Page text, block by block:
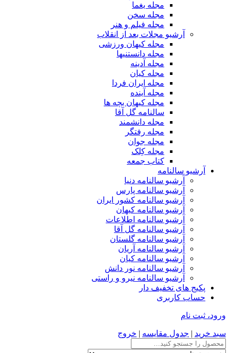
مجله یغما
مجله سخن
مجله فیلم و هنر
آرشیو مجلات بعد از انقلاب
مجله کیهان ورزشی
مجله دانستنیها
مجله آدینه
مجله کیان
مجله ایران فردا
مجله آینده
مجله کیهان بچه ها
سالنامه گل آقا
مجله دانشمند
مجله رفتگر
مجله جوان
مجله کِلک
کتاب جمعه
آرشیو سالنامه
آرشیو سالنامه دنیا
آرشیو سالنامه پارس
آرشیو سالنامه کشور ایران
آرشیو سالنامه کیهان
آرشیو سالنامه اطلاعات
آرشیو سالنامه گل آقا
آرشیو سالنامه گلستان
آرشیو سالنامه آریان
آرشیو سالنامه کیان
آرشیو سالنامه نور دانش
آرشیو سالنامه نیرو و راستی
پکیج های تخفیف دار
حساب کاربری
ورود، ثبت نام
سبد خرید | جدول مقایسه | خروج